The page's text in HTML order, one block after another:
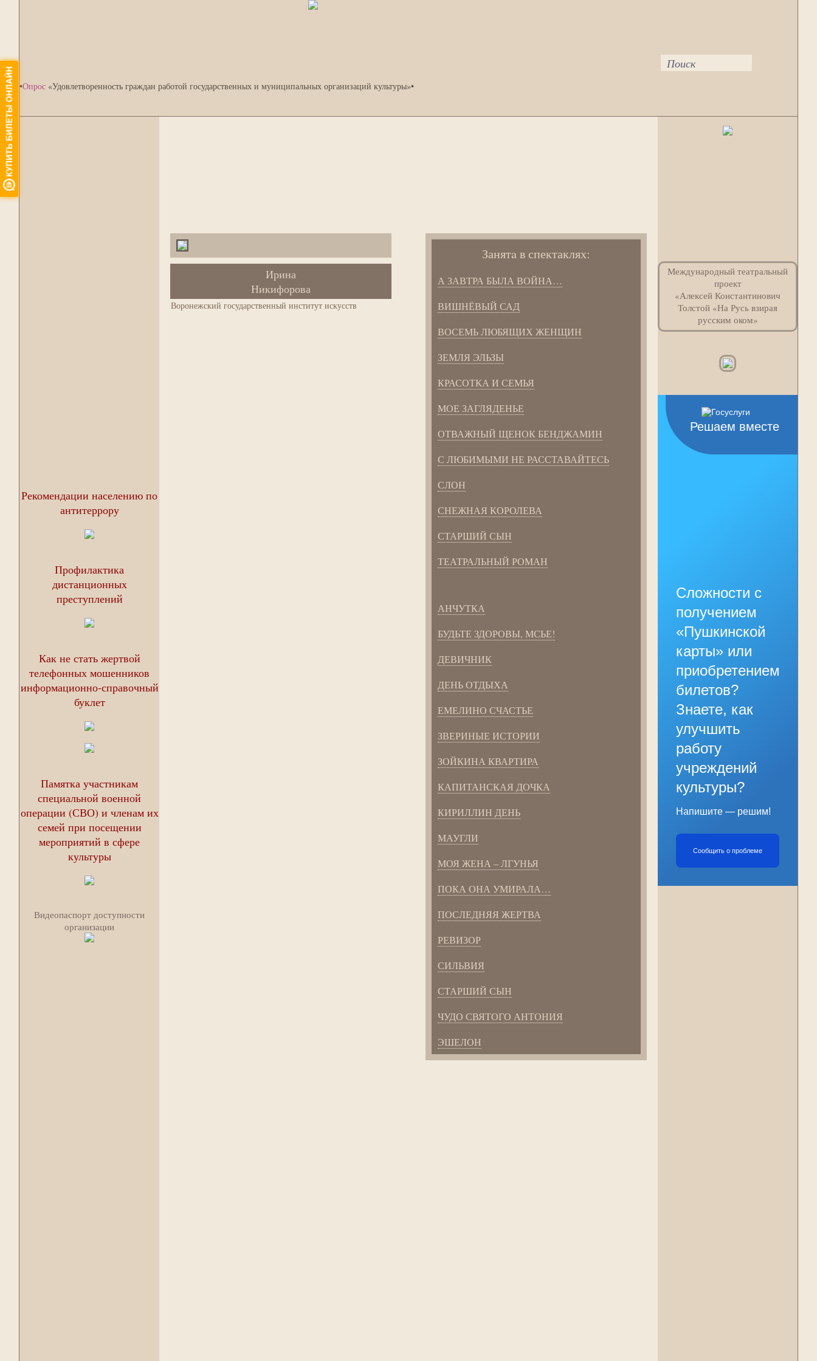
Поиск
•Опрос «Удовлетворенность граждан работой государственных и муниципальных организаций культуры»•
Рекомендации населению по
антитеррору
Профилактика
дистанционных
преступлений
Как не стать жертвой
телефонных мошенников
информационно-справочный
буклет
Памятка участникам
специальной военной
операции (СВО) и членам их
семей при посещении
мероприятий в сфере
культуры
Видеопаспорт доступности
организации
Ирина
Никифорова
Воронежский государственный институт искусств
Занятa в спектаклях:
А ЗАВТРА БЫЛА ВОЙНА…
ВИШНЁВЫЙ САД
ВОСЕМЬ ЛЮБЯЩИХ ЖЕНЩИН
ЗЕМЛЯ ЭЛЬЗЫ
КРАСОТКА И СЕМЬЯ
МОЕ ЗАГЛЯДЕНЬЕ
ОТВАЖНЫЙ ЩЕНОК БЕНДЖАМИН
С ЛЮБИМЫМИ НЕ РАССТАВАЙТЕСЬ
СЛОН
СНЕЖНАЯ КОРОЛЕВА
СТАРШИЙ СЫН
ТЕАТРАЛЬНЫЙ РОМАН
АНЧУТКА
БУДЬТЕ ЗДОРОВЫ, МСЬЕ!
ДЕВИЧНИК
ДЕНЬ ОТДЫХА
ЕМЕЛИНО СЧАСТЬЕ
ЗВЕРИНЫЕ ИСТОРИИ
ЗОЙКИНА КВАРТИРА
КАПИТАНСКАЯ ДОЧКА
КИРИЛЛИН ДЕНЬ
МАУГЛИ
МОЯ ЖЕНА – ЛГУНЬЯ
ПОКА ОНА УМИРАЛА…
ПОСЛЕДНЯЯ ЖЕРТВА
РЕВИЗОР
СИЛЬВИЯ
СТАРШИЙ СЫН
ЧУДО СВЯТОГО АНТОНИЯ
ЭШЕЛОН
Международный театральный
проект
«Алексей Константинович
Толстой «На Русь взирая
русским оком»
Решаем вместе
Сложности с
получением
«Пушкинской
карты» или
приобретением
билетов?
Знаете, как
улучшить
работу
учреждений
культуры?
Напишите — решим!
Сообщить о проблеме